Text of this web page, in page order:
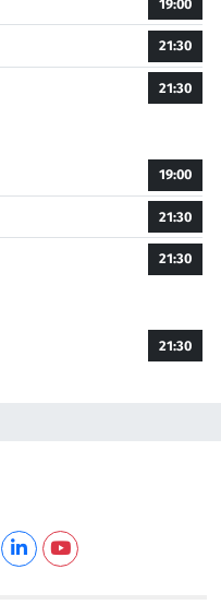
19:00
21:30
21:30
19:00
21:30
21:30
21:30